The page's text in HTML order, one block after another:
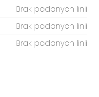
Brak podanych linii
Brak podanych linii
Brak podanych linii